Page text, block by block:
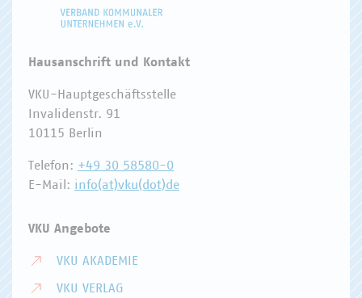
Hausanschrift und Kontakt
VKU-Hauptgeschäftsstelle
Invalidenstr. 91
10115 Berlin
Telefon: +49 30 58580-0
E-Mail: info(at)vku(dot)de
VKU Angebote
VKU AKADEMIE
VKU VERLAG